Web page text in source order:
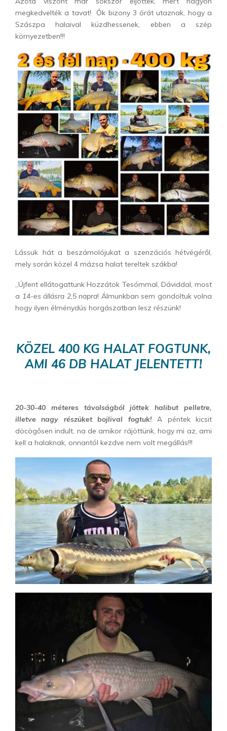
megkedvelték a tavat! Ők bizony 3 órát utaznak, hogy a
Szászpa halaival küzdhessenek, ebben a szép
környezetben!!!
Lássuk hát a beszámolójukat a szenzációs hétvégéről,
mely során közel 4 mázsa halat tereltek szákba!
„Újfent ellátogattunk Hozzátok Tesómmal, Dáviddal, most
a 14-es állásra 2,5 napra! Álmunkban sem gondoltuk volna
hogy ilyen élménydús horgászatban lesz részünk!
KÖZEL 400 KG HALAT FOGTUNK,
AMI 46 DB HALAT JELENTETT!
20-30-40 méteres távolságból jöttek halibut pelletre,
illetve nagy részüket bojlival fogtuk!A péntek kicsit
döcögősen indult, na de amikor rájöttünk, hogy mi az, ami
kell a halaknak, onnantól kezdve nem volt megállás!!!